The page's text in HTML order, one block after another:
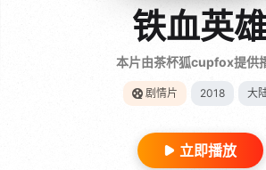
铁血英
本片由茶杯狐cupfox提供
剧情片 2018 大
立即播放